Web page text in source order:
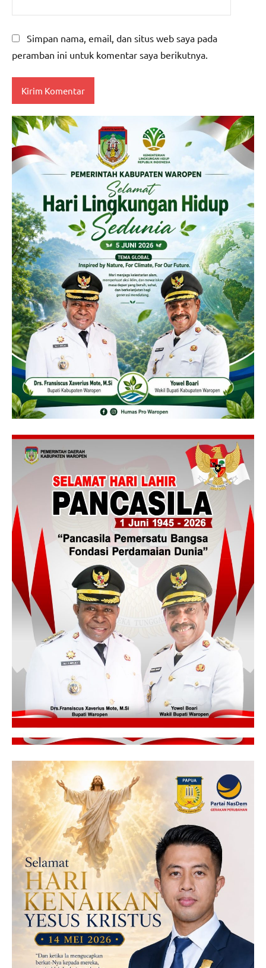
Simpan nama, email, dan situs web saya pada
peramban ini untuk komentar saya berikutnya.